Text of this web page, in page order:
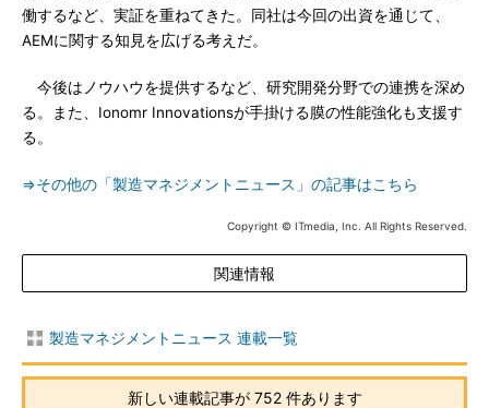
働するなど、実証を重ねてきた。同社は今回の出資を通じて、
AEMに関する知見を広げる考えだ。
今後はノウハウを提供するなど、研究開発分野での連携を深め
る。また、Ionomr Innovationsが手掛ける膜の性能強化も支援す
る。
⇒その他の「製造マネジメントニュース」の記事はこちら
Copyright © ITmedia, Inc. All Rights Reserved.
関連情報
製造マネジメントニュース 連載一覧
新しい連載記事が 752 件あります